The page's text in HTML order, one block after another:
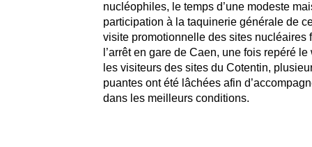
nucléophiles, le temps d’une modeste
participation à la taquinerie générale de
visite promotionnelle des sites nucléaires
l’arrêt en gare de Caen, une fois repéré
les visiteurs des sites du Cotentin,
puantes ont été lâchées afin
dans les meilleurs conditions.